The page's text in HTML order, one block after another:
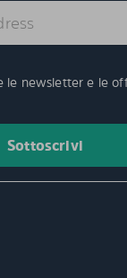
le newsletter e le